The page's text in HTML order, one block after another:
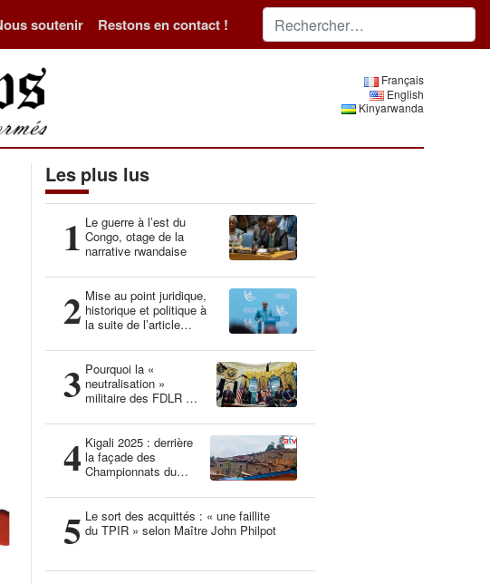
soutenir Restons en contact !
Français
English
Kinyarwanda
Les plus lus
1 Le guerre à l’est du
Congo, otage de la
narrative rwandaise
2 Mise au point juridique,
historique et politique à
la suite de l’article
la Belgique, gardien du
patrimoine génétique”
3 Pourquoi la «
neutralisation »
militaire des FDLR est
illusion
4 Kigali 2025 : derrière
la façade des
Championnats du
propres de l’histoire
5 Le sort des acquittés : « une faillite
du TPIR » selon Maître John Philpot